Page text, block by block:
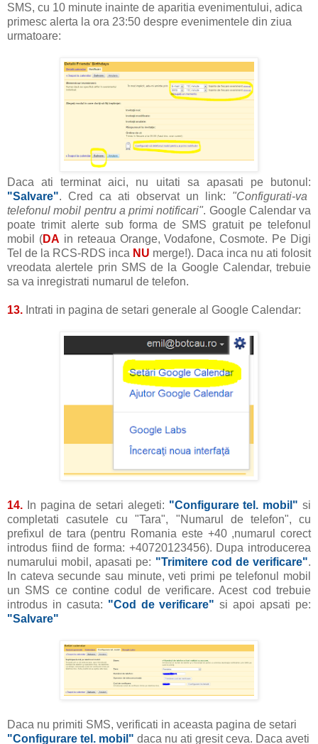
SMS, cu 10 minute inainte de aparitia evenimentului, adica
primesc alerta la ora 23:50 despre evenimentele din ziua
urmatoare:
Daca ati terminat aici, nu uitati sa apasati pe butonul:
"Salvare". Cred ca ati observat un link: "Configurati-va
telefonul mobil pentru a primi notificari". Google Calendar va
poate trimit alerte sub forma de SMS gratuit pe telefonul
mobil (DA in reteaua Orange, Vodafone, Cosmote. Pe Digi
Tel de la RCS-RDS inca NU merge!). Daca inca nu ati folosit
vreodata alertele prin SMS de la Google Calendar, trebuie
sa va inregistrati numarul de telefon.
13. Intrati in pagina de setari generale al Google Calendar:
14. In pagina de setari alegeti: "Configurare tel. mobil" si
completati casutele cu "Tara", "Numarul de telefon", cu
prefixul de tara (pentru Romania este +40 ,numarul corect
introdus fiind de forma: +40720123456). Dupa introducerea
numarului mobil, apasati pe: "Trimitere cod de verificare".
In cateva secunde sau minute, veti primi pe telefonul mobil
un SMS ce contine codul de verificare. Acest cod trebuie
introdus in casuta: "Cod de verificare" si apoi apsati pe:
"Salvare"
Daca nu primiti SMS, verificati in aceasta pagina de setari
"Configurare tel. mobil" daca nu ati gresit ceva. Daca aveti